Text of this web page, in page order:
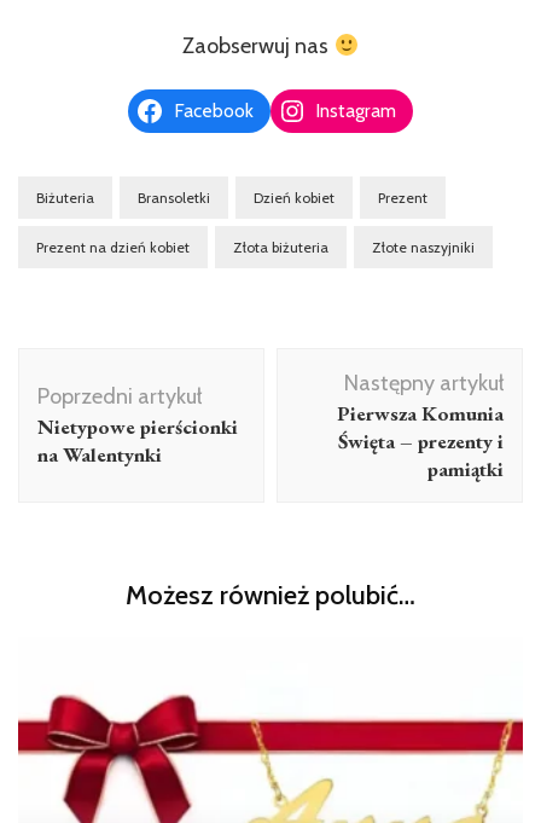
Zaobserwuj nas
Facebook Instagram
Biżuteria Bransoletki Dzień kobiet Prezent
Prezent na dzień kobiet Złota biżuteria Złote naszyjniki
wpisu
Poprzedni artykuł
Nietypowe pierścionki
na Walentynki
Następny artykuł
Pierwsza Komunia
Święta – prezenty i
pamiątki
Możesz również polubić…